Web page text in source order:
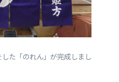
た「のれん」が完成しまし